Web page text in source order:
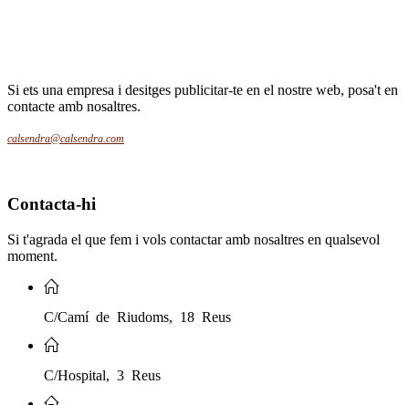
Si ets una empresa i desitges publicitar-te en el nostre web, posa't en
contacte amb nosaltres.
calsendra@calsendra.com
Contacta-hi
Si t'agrada el que fem i vols contactar amb nosaltres en qualsevol
moment.
C/Camí de Riudoms, 18 Reus
C/Hospital, 3 Reus